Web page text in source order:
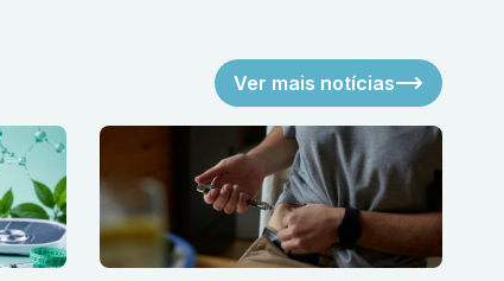
Ver mais notícias